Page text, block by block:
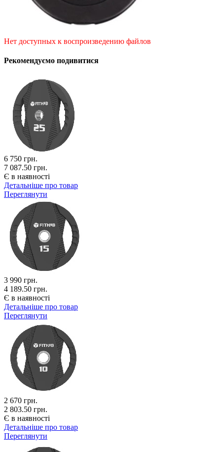
Нет доступных к воспроизведению файлов
Рекомендуємо подивитися
6 750 грн.
7 087.50 грн.
Є в наявності
Детальніше про товар
Переглянути
3 990 грн.
4 189.50 грн.
Є в наявності
Детальніше про товар
Переглянути
2 670 грн.
2 803.50 грн.
Є в наявності
Детальніше про товар
Переглянути